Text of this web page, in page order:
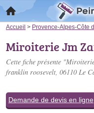
Accueil > Provence-Alpes-Côte
Miroiterie Jm
Cette fiche présente
franklin roosevelt, 06110 Le
Demande de devis en ligne